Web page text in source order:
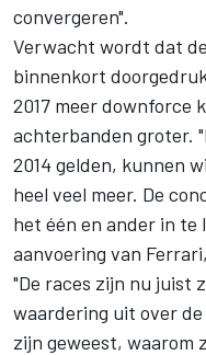
convergeren".
Verwacht wordt dat
binnenkort
2017 meer downforce
achterbanden groter.
2014 gelden, kunnen
heel veel meer. De
het één en ander in te
aanvoering van
"De races zijn nu juist
waardering uit over
zijn geweest, waarom